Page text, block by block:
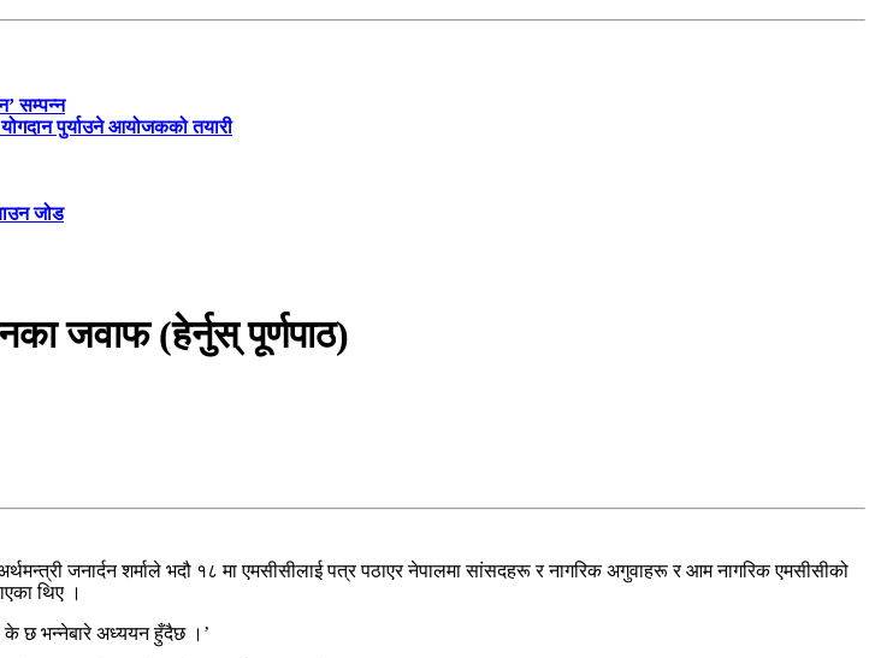
सम्पन्न
पुर्याउने आयोजकको तयारी
जोड
जवाफ (हेर्नुस् पूर्णपाठ)
जनार्दन शर्माले भदौ १८ मा एमसीसीलाई पत्र पठाएर नेपालमा सांसदहरू र नागरिक अगुवाहरू र आम नागरिक एमसीसीको
थिए ।
के छ भन्नेबारे अध्ययन हुँदैछ ।’